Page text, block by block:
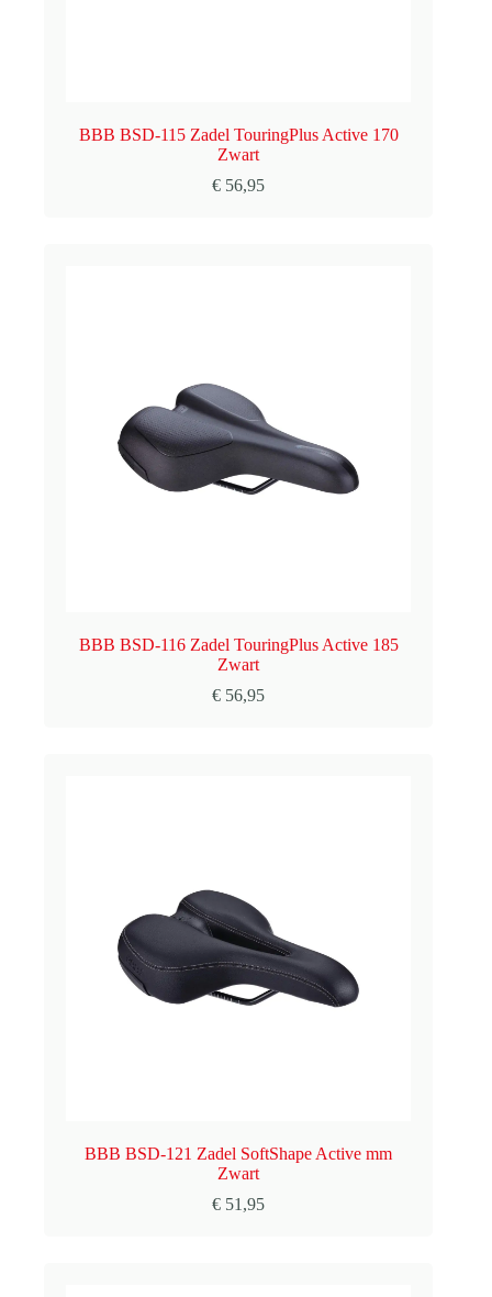
BBB BSD-115 Zadel TouringPlus Active 170
Zwart
€ 56,95
BBB BSD-116 Zadel TouringPlus Active 185
Zwart
€ 56,95
BBB BSD-121 Zadel SoftShape Active mm
Zwart
€ 51,95